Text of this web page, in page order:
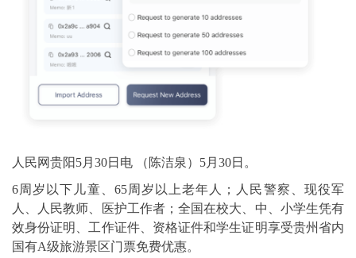
人民网贵阳5月30日电 （陈洁泉）5月30日。
6周岁以下儿童、65周岁以上老年人；人民警察、现役军
人、人民教师、医护工作者；全国在校大、中、小学生凭有
效身份证明、工作证件、资格证件和学生证明享受贵州省内
国有A级旅游景区门票免费优惠。